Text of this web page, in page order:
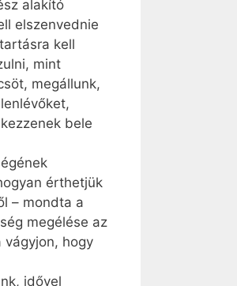
alakító
elszenvednie
kell
mint
megállunk,
bele
érthetjük
– mondta a
megélése az
hogy
idővel